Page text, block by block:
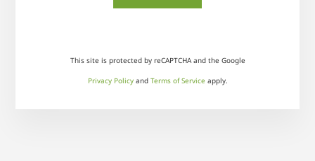
This site is protected by reCAPTCHA and the Google
Privacy Policyand Terms of Service apply.